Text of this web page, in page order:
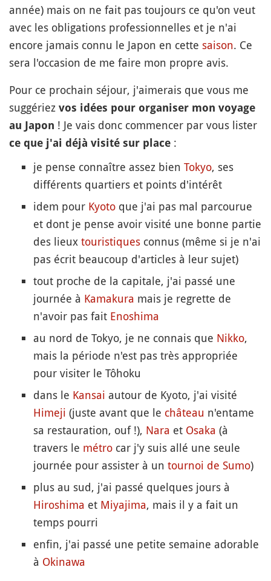
année) mais on ne fait pas toujours ce qu'on veut
avec les obligations professionnelles et je n'ai
encore jamais connu le Japon en cette saison. Ce
sera l'occasion de me faire mon propre avis.
Pour ce prochain séjour, j'aimerais que vous me
suggériez vos idées pour organiser mon voyage
au Japon ! Je vais donc commencer par vous lister
ce que j'ai déjà visité sur place :
je pense connaître assez bien Tokyo, ses
différents quartiers et points d'intérêt
idem pour Kyoto que j'ai pas mal parcourue
et dont je pense avoir visité une bonne partie
des lieux touristiques connus (même si je n'ai
pas écrit beaucoup d'articles à leur sujet)
tout proche de la capitale, j'ai passé une
journée à Kamakura mais je regrette de
n'avoir pas fait Enoshima
au nord de Tokyo, je ne connais que Nikko,
mais la période n'est pas très appropriée
pour visiter le Tôhoku
dans le Kansai autour de Kyoto, j'ai visité
Himeji (juste avant que le château n'entame
sa restauration, ouf !), Nara et Osaka (à
travers le métro car j'y suis allé une seule
journée pour assister à un tournoi de Sumo)
plus au sud, j'ai passé quelques jours à
Hiroshima et Miyajima, mais il y a fait un
temps pourri
enfin, j'ai passé une petite semaine adorable
à Okinawa